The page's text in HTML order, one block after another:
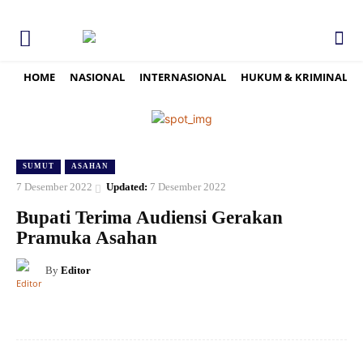
HOME NASIONAL INTERNASIONAL HUKUM & KRIMINAL
SUMUT ASAHAN
7 Desember 2022 Updated: 7 Desember 2022
Bupati Terima Audiensi Gerakan
Pramuka Asahan
By Editor